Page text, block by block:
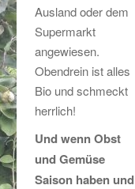
Ausland oder dem
Supermarkt
angewiesen.
Obendrein ist alles
Bio und schmeckt
herrlich!
Und wenn Obst
und Gemüse
Saison haben und